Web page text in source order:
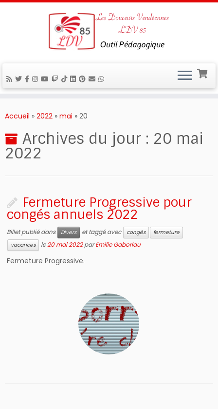
auAccueil » 2022 » mai » 20
Archives du jour : 20 mai
2022
Fermeture Progressive pour
congés annuels 2022
Billet publié dans Divers et taggé avec congés
fermeture
vacances
le20 mai 2022 parEmilie Gaboriau
Fermeture Progressive.